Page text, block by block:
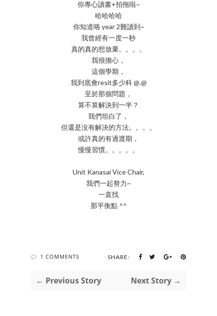
你專心讀書+拍拖啦~
哈哈哈哈
你知道咯 year 2難讀到~
我曾經有一度一秒
真的真的想放棄。。。。
我很擔心，
這個學期，
我到底會resit多少科 @.@
至於那個問題，
算不算解決到一半？
我們坦白了，
但還是沒有解決的方法。。。。
或許真的有過渡期，
慢慢習慣。。。。。
Unit Kanasai Vice Chair,
我們一起努力~
一直找
那平衡點 ^^
1 COMMENTS SHARE:
← Previous Story Next Story →